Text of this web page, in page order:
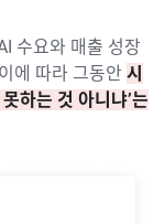
수요와 매출 성장
에 따라 그동안 시
하는 것 아니냐’는